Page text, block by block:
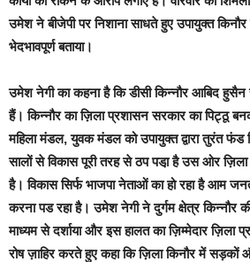
उमेश ने बीजेपी पर निशाना साधते हुए उपायुक्त किनौर
भेदभावपूर्ण बताया।
उमेश नेगी का कहना है कि डीसी किन्नौर आबिद
हैं। किन्नौर का ज़िला प्रशासन सरकार का पिट्ठू
महिला मंडल, युवक मंडल को उपायुक्त द्वारा तुरंत फंड
सालों से विकास पूरी तरह से ठप पडा़ है उस ओर ज़िला
है। विकास सिर्फ भाजपा नेताओं का हो रहा है आम
करना पड रहा है। उमेश नेगी ने दुर्गम क्षेत्र
माध्यम से दर्शाया और इस हालत का ज़िम्मेदार ज़िला
रोष ज़ाहिर करते हुए कहा कि ज़िला किनौर में सड़कों